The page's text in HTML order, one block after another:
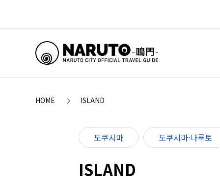
HOME ISLAND
도쿠시마 도쿠시마·나루토
ISLAND